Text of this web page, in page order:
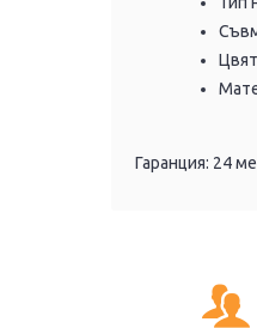
Гаранция: 24